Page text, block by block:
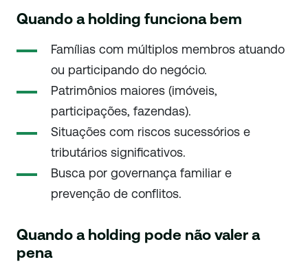
Quando a holding funciona bem
Famílias com múltiplos membros atuando
ou participando do negócio.
Patrimônios maiores (imóveis,
participações, fazendas).
Situações com riscos sucessórios e
tributários significativos.
Busca por governança familiar e
prevenção de conflitos.
Quando a holding pode não valer a
pena